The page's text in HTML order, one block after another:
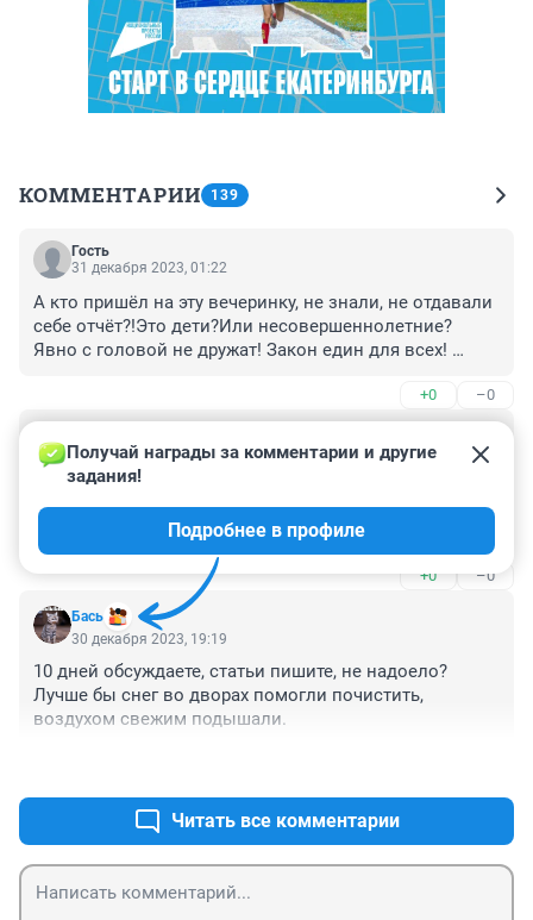
КОММЕНТАРИИ 139
Гость
31 декабря 2023, 01:22
А кто пришёл на эту вечеринку, не знали, не отдавали
себе отчёт?!Это дети?Или несовершеннолетние?
Явно с головой не дружат! Закон един для всех!
+0 –0
31 декабря 2023, 01:14
А кто пришёл на эту вечеринку, не знали, не отдавали
себе отчёт?!Это дети?Или несовершеннолетние?Или
с головой не дружат! Наказать!
+0 –0
Бась
Получай награды за комментарии и другие
задания!
Подробнее в профиле
30 декабря 2023, 19:19
10 дней обсуждаете, статьи пишите, не надоело?
Лучше бы снег во дворах помогли почистить,
воздухом свежим подышали.
Читать все комментарии